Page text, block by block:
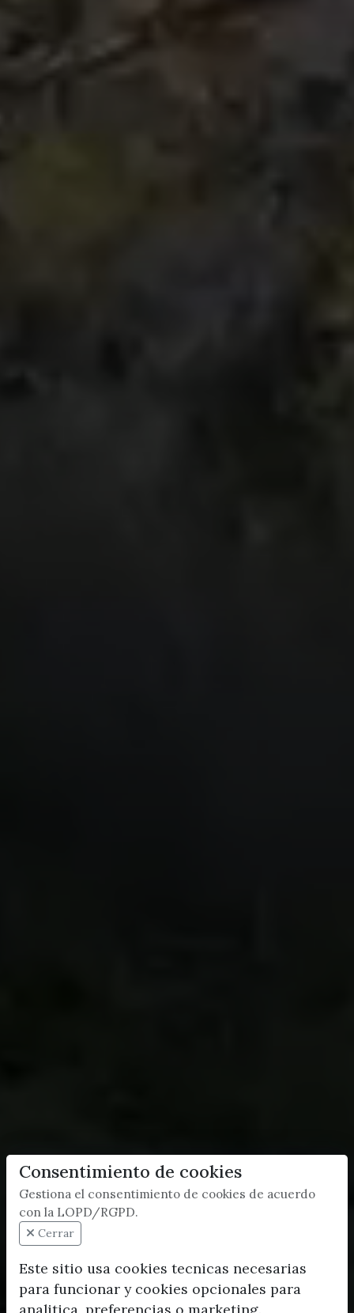
Consentimiento de cookies
Gestiona el consentimiento de cookies de acuerdo
con la LOPD/RGPD.
Cerrar
Este sitio usa cookies tecnicas necesarias
para funcionar y cookies opcionales para